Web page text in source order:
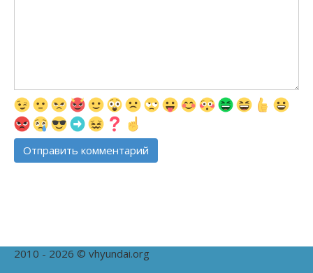
2010 - 2026 © vhyundai.org